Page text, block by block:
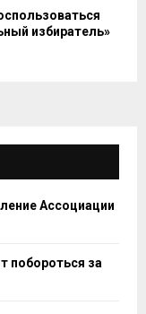
избиратель»
Ассоциации
побороться за